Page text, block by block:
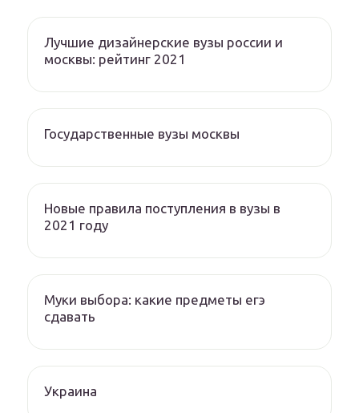
Лучшие дизайнерские вузы россии и
москвы: рейтинг 2021
Государственные вузы москвы
Новые правила поступления в вузы в
2021 году
Муки выбора: какие предметы егэ
сдавать
Украина